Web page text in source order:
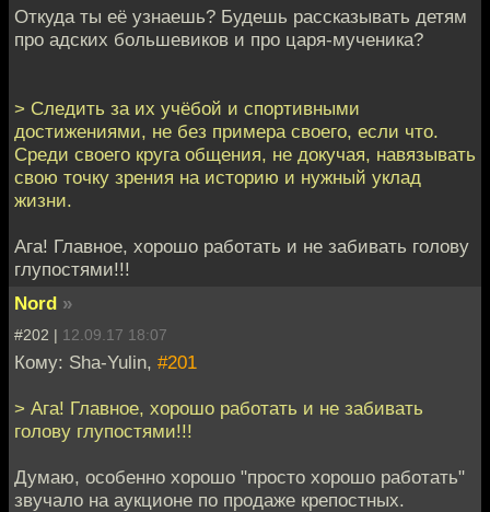
Откуда ты её узнаешь? Будешь рассказывать детям
про адских большевиков и про царя-мученика?
> Следить за их учёбой и спортивными
достижениями, не без примера своего, если что.
Среди своего круга общения, не докучая, навязывать
свою точку зрения на историю и нужный уклад
жизни.
Ага! Главное, хорошо работать и не забивать голову
глупостями!!!
Nord »
#202 | 12.09.17 18:07
Кому: Sha-Yulin, #201
> Ага! Главное, хорошо работать и не забивать
голову глупостями!!!
Думаю, особенно хорошо "просто хорошо работать"
звучало на аукционе по продаже крепостных.